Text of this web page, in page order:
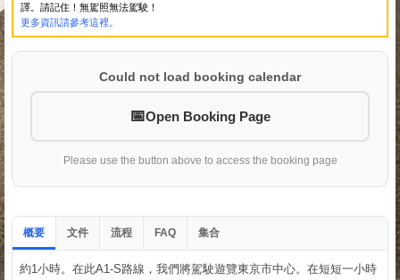
譯。請記住！無駕照無法駕駛！
更多資訊請參考這裡。
Could not load booking calendar
Open Booking Page
Please use the button above to access the booking page
概要 文件 流程 FAQ 集合
約1小時。在此A1-S路線，我們將駕駛遊覽東京市中心。在短短一小時